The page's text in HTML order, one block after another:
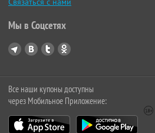
Мы в Соцсетях
Все наши купоны доступны
через Мобильное Приложение: